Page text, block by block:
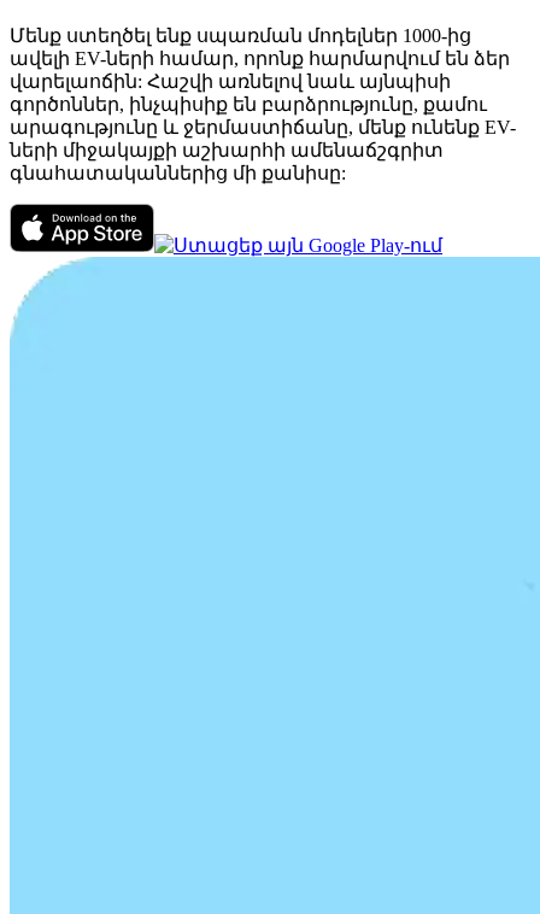
Մենք ստեղծել ենք սպառման մոդելներ 1000-ից
ավելի EV-ների համար, որոնք հարմարվում են ձեր
վարելաոճին: Հաշվի առնելով նաև այնպիսի
գործոններ, ինչպիսիք են բարձրությունը, քամու
արագությունը և ջերմաստիճանը, մենք ունենք EV-
ների միջակայքի աշխարհի ամենաճշգրիտ
գնահատականներից մի քանիսը: